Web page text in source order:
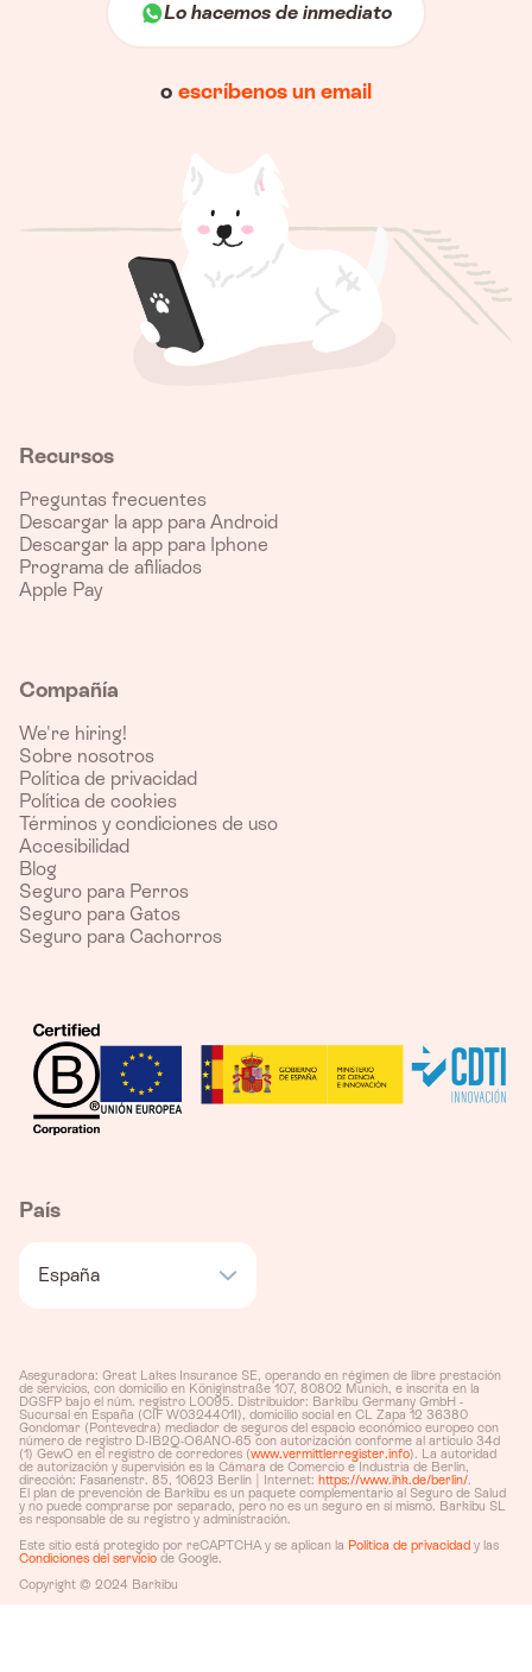
Lo hacemos de inmediato
o escríbenos un email
Recursos
Preguntas frecuentes
Descargar la app para Android
Descargar la app para Iphone
Programa de afiliados
Apple Pay
Compañía
We're hiring!
Sobre nosotros
Política de privacidad
Política de cookies
Términos y condiciones de uso
Accesibilidad
Blog
Seguro para Perros
Seguro para Gatos
Seguro para Cachorros
País
España
Aseguradora: Great Lakes Insurance SE, operando en régimen de libre prestación
de servicios, con domicilio en Königinstraße 107, 80802 Munich, e inscrita en la
DGSFP bajo el núm. registro L0095. Distribuidor: Barkibu Germany GmbH -
Sucursal en España (CIF W0324401I), domicilio social en CL Zapa 12 36380
Gondomar (Pontevedra) mediador de seguros del espacio económico europeo con
número de registro D-IB2Q-O6ANO-65 con autorización conforme al artículo 34d
(1) GewO en el registro de corredores (www.vermittlerregister.info). La autoridad
de autorización y supervisión es la Cámara de Comercio e Industria de Berlín,
dirección: Fasanenstr. 85, 10623 Berlín | Internet: https://www.ihk.de/berlin/.
El plan de prevención de Barkibu es un paquete complementario al Seguro de Salud
y no puede comprarse por separado, pero no es un seguro en sí mismo. Barkibu SL
es responsable de su registro y administración.
Este sitio está protegido por reCAPTCHA y se aplican la Política de privacidad y las
Condiciones del servicio de Google.
Copyright © 2024 Barkibu